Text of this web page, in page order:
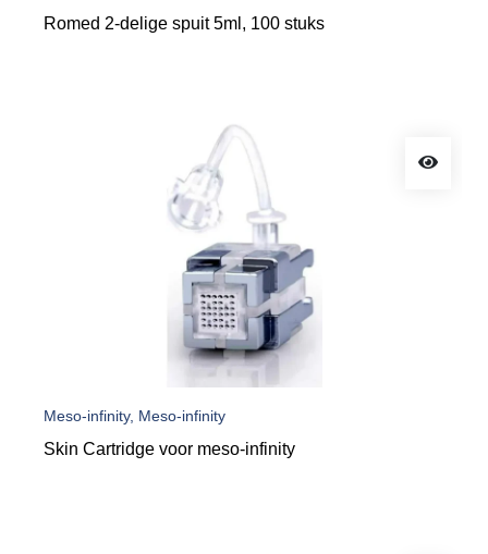
Romed 2-delige spuit 5ml, 100 stuks
Meso-infinity, Meso-infinity
Skin Cartridge voor meso-infinity